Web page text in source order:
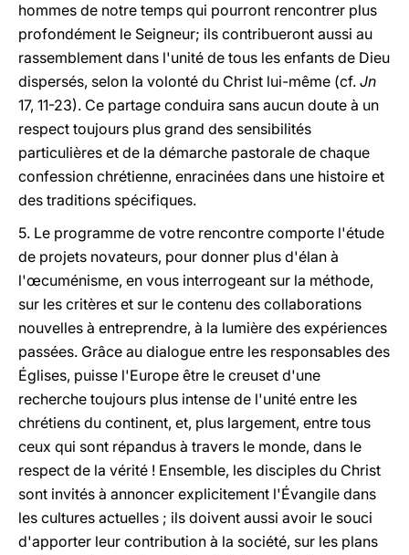
hommes de notre temps qui pourront rencontrer plus
profondément le Seigneur; ils contribueront aussi au
rassemblement dans l'unité de tous les enfants de Dieu
dispersés, selon la volonté du Christ lui-même (cf. Jn
17, 11-23). Ce partage conduira sans aucun doute à un
respect toujours plus grand des sensibilités
particulières et de la démarche pastorale de chaque
confession chrétienne, enracinées dans une histoire et
des traditions spécifiques.
5. Le programme de votre rencontre comporte l'étude
de projets novateurs, pour donner plus d'élan à
l'œcuménisme, en vous interrogeant sur la méthode,
sur les critères et sur le contenu des collaborations
nouvelles à entreprendre, à la lumière des expériences
passées. Grâce au dialogue entre les responsables des
Églises, puisse l'Europe être le creuset d'une
recherche toujours plus intense de l'unité entre les
chrétiens du continent, et, plus largement, entre tous
ceux qui sont répandus à travers le monde, dans le
respect de la vérité ! Ensemble, les disciples du Christ
sont invités à annoncer explicitement l'Évangile dans
les cultures actuelles ; ils doivent aussi avoir le souci
d'apporter leur contribution à la société, sur les plans